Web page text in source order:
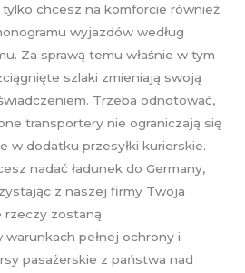
chcesz na komforcie również
wyjazdów według
Za sprawą temu właśnie w tym
szlaki zmieniają swoją
Trzeba odnotować,
transportery nie ograniczają się
w dodatku przesyłki kurierskie.
nadać ładunek do Germany,
z naszej firmy Twoja
rzeczy zostaną
pełnej ochrony i
pasażerskie z państwa nad